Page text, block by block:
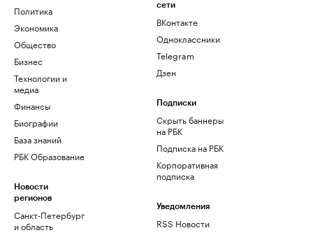
Политика
Экономика
Общество
Бизнес
Технологии и
медиа
Финансы
Биографии
База знаний
РБК Образование
Новости
регионов
Санкт-Петербург
и область
сети
ВКонтакте
Одноклассники
Telegram
Дзен
Подписки
Скрыть баннеры
на РБК
Подписка на РБК
Корпоративная
подписка
Уведомления
RSS Новости